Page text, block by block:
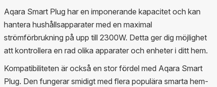
Aqara Smart Plug har en imponerande kapacitet och kan
hantera hushållsapparater med en maximal
strömförbrukning på upp till 2300W. Detta ger dig möjlighet
att kontrollera en rad olika apparater och enheter i ditt hem.
Kompatibiliteten är också en stor fördel med Aqara Smart
Plug. Den fungerar smidigt med flera populära smarta hem-